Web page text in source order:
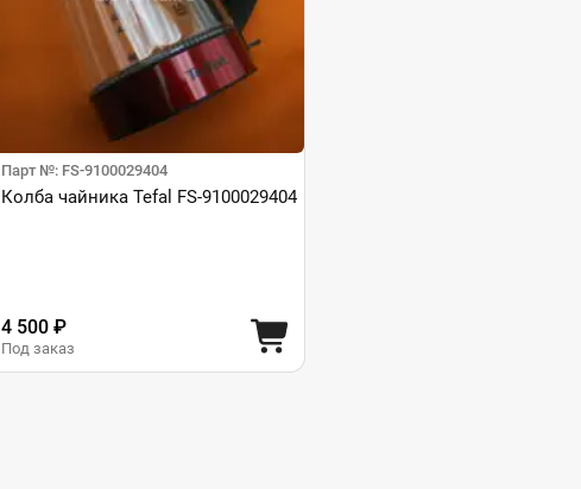
Парт №: FS-9100029404
Колба чайника Tefal FS-9100029404
4 500 ₽
Под заказ